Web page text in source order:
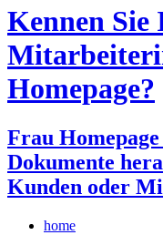
Kennen Sie
Homepage?
Frau
Dokumente
Kunden oder
home